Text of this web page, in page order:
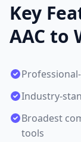
Key
AAC to
Industry-
Broadest
tools